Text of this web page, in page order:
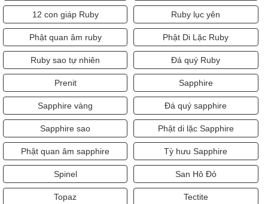
12 con giáp Ruby Ruby lục yên
Phật quan âm ruby Phật Di Lặc Ruby
Ruby sao tự nhiên Đá quý Ruby
Prenit Sapphire
Sapphire vàng Đá quý sapphire
Sapphire sao Phật di lặc Sapphire
Phật quan âm sapphire Tỳ hưu Sapphire
Spinel San Hô Đỏ
Topaz Tectite